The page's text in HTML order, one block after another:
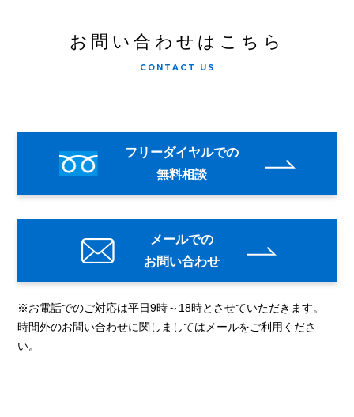
お問い合わせはこちら
CONTACT US
フリーダイヤルでの
無料相談
メールでの
お問い合わせ
※お電話でのご対応は平日9時～18時とさせていただきます。
時間外のお問い合わせに関しましてはメールをご利用くださ
い。